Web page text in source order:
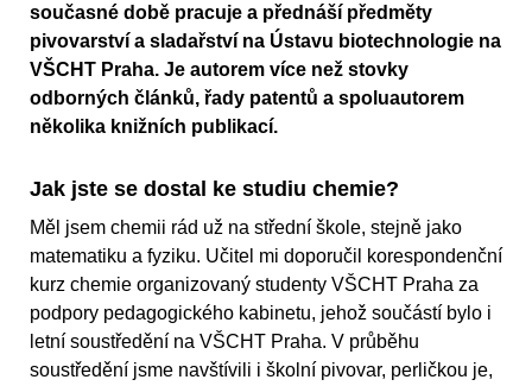
současné době pracuje a přednáší předměty
pivovarství a sladařství na Ústavu biotechnologie na
VŠCHT Praha. Je autorem více než stovky
odborných článků, řady patentů a spoluautorem
několika knižních publikací.
Jak jste se dostal ke studiu chemie?
Měl jsem chemii rád už na střední škole, stejně jako
matematiku a fyziku. Učitel mi doporučil korespondenční
kurz chemie organizovaný studenty VŠCHT Praha za
podpory pedagogického kabinetu, jehož součástí bylo i
letní soustředění na VŠCHT Praha. V průběhu
soustředění jsme navštívili i školní pivovar, perličkou je,